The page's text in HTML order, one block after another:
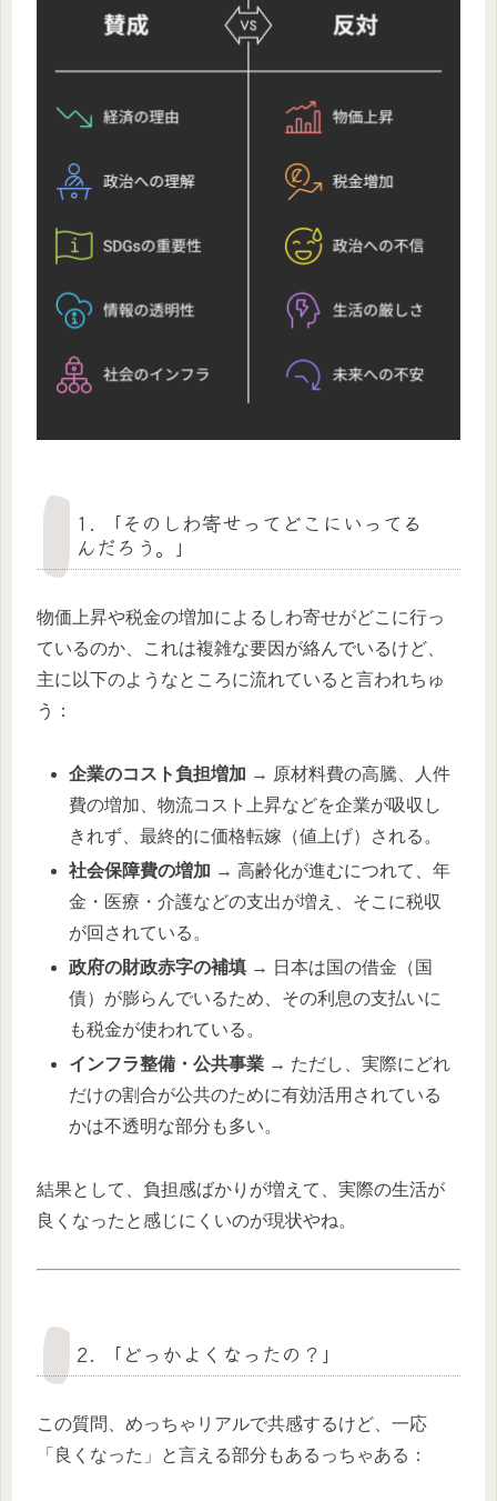
1. 「そのしわ寄せってどこにいってる
んだろう。」
物価上昇や税金の増加によるしわ寄せがどこに行っ
ているのか、これは複雑な要因が絡んでいるけど、
主に以下のようなところに流れていると言われちゅ
う：
企業のコスト負担増加 → 原材料費の高騰、人件
費の増加、物流コスト上昇などを企業が吸収し
きれず、最終的に価格転嫁（値上げ）される。
社会保障費の増加 → 高齢化が進むにつれて、年
金・医療・介護などの支出が増え、そこに税収
が回されている。
政府の財政赤字の補填 → 日本は国の借金（国
債）が膨らんでいるため、その利息の支払いに
も税金が使われている。
インフラ整備・公共事業 → ただし、実際にどれ
だけの割合が公共のために有効活用されている
かは不透明な部分も多い。
結果として、負担感ばかりが増えて、実際の生活が
良くなったと感じにくいのが現状やね。
2. 「どっかよくなったの？」
この質問、めっちゃリアルで共感するけど、一応
「良くなった」と言える部分もあるっちゃある：